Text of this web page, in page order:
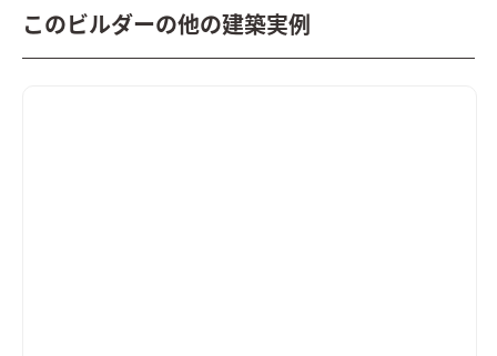
このビルダーの他の建築実例